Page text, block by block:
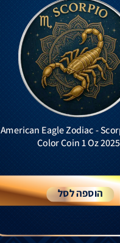
American Eagle Zodiac -
Color Coin 1 Oz 2025
הוספה לסל